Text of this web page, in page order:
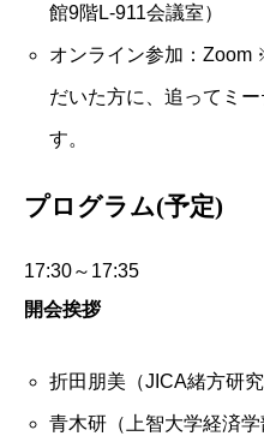
館9階L-911会議室）
オンライン参加：Zoom
だいた方に、追ってミ
す。
プログラム(予定)
17:30～17:35
開会挨拶
折田朋美（JICA緒方研究
青木研（上智大学経済